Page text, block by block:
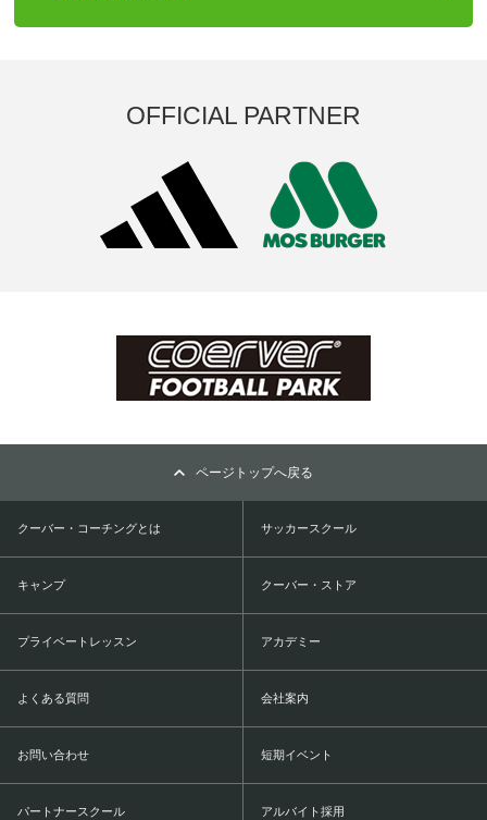
OFFICIAL PARTNER
ページトップへ戻る
クーバー・コーチングとは サッカースクール
キャンプ クーバー・ストア
プライベートレッスン アカデミー
よくある質問 会社案内
お問い合わせ 短期イベント
パートナースクール アルバイト採用